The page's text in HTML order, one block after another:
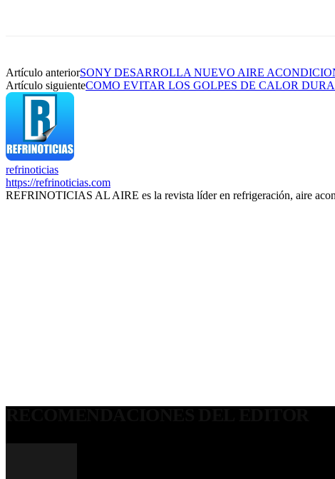
Artículo anteriorSONY DESARROLLA NUEVO AIRE
Artículo siguienteCOMO EVITAR LOS GOLPES DE CALOR
refrinoticias
https://refrinoticias.com
REFRINOTICIAS AL AIRE es la revista líder en refrigeración, aire